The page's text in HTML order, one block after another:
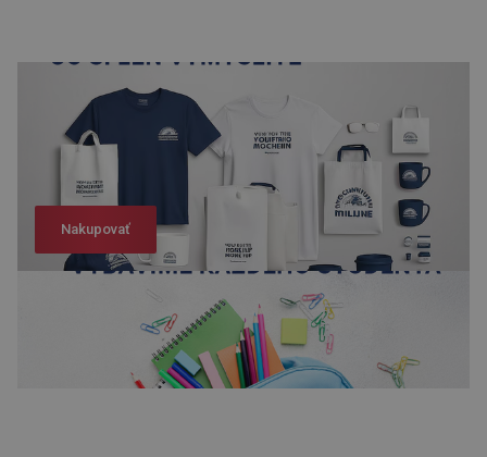
Nakupovať